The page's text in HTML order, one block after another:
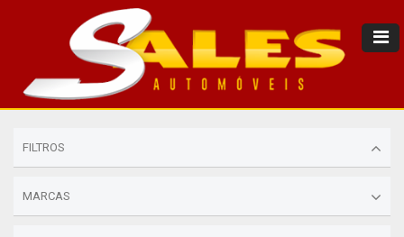
FILTROS
MARCAS